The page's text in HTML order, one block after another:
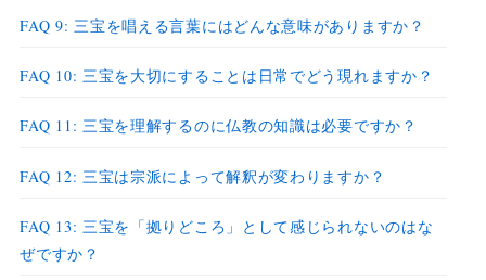
FAQ 9: 三宝を唱える言葉にはどんな意味がありますか？
FAQ 10: 三宝を大切にすることは日常でどう現れますか？
FAQ 11: 三宝を理解するのに仏教の知識は必要ですか？
FAQ 12: 三宝は宗派によって解釈が変わりますか？
FAQ 13: 三宝を「拠りどころ」として感じられないのはな
ぜですか？